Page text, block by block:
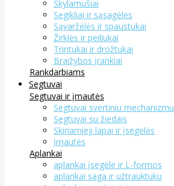
Skylamušiai
Segikliai ir sąsagėlės
Sąvaržėlės ir spaustukai
Žirklės ir peiliukai
Trintukai ir drožtukai
Braižybos įrankiai
Rankdarbiams
Segtuvai
Segtuvai ir įmautės
Segtuvai svertiniu mechanizmu
Segtuvai su žiedais
Skiriamieji lapai ir įsegėlės
Įmautės
Aplankai
aplankai įsegėle ir L-formos
aplankai saga ir užtrauktuku